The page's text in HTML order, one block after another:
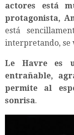
actores está
protagonista,
está
interpretando, se
Le Havre es
entrañable,
permite al
sonrisa.